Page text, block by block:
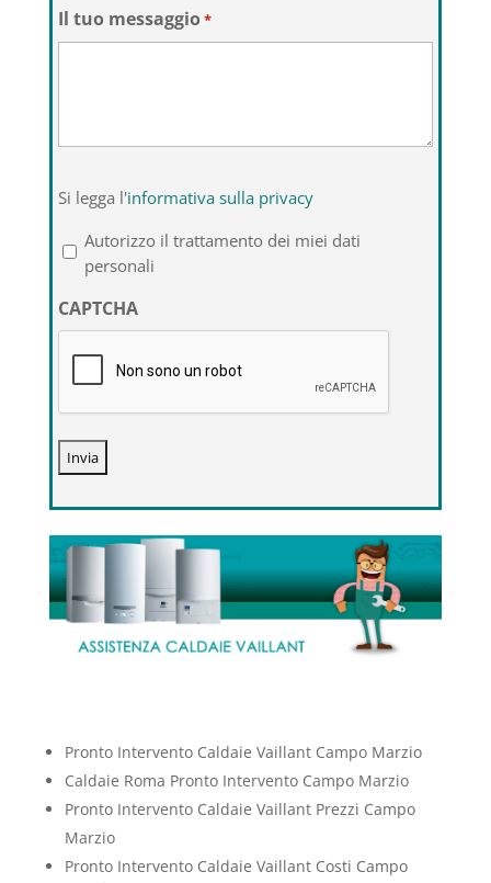
Il tuo messaggio*
legga
l'informativa
sulla
privacy
*
Si legga l'informativa sulla privacy
Autorizzo il trattamento dei miei dati
personali
CAPTCHA
Pronto Intervento Caldaie Vaillant Campo Marzio
Caldaie Roma Pronto Intervento Campo Marzio
Pronto Intervento Caldaie Vaillant Prezzi Campo
Marzio
Pronto Intervento Caldaie Vaillant Costi Campo